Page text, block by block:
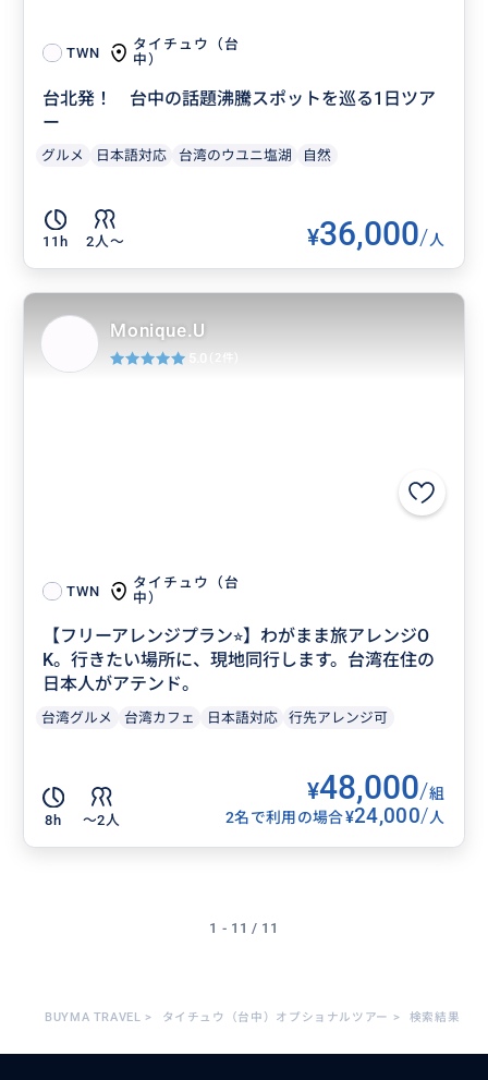
TWN
タイチュウ（台
中）
台北発！ 台中の話題沸騰スポットを巡る1日ツア
ー
グルメ 日本語対応 台湾のウユニ塩湖 自然
11h 2人〜 ¥36,000/人
TWN
タイチュウ（台
中）
【フリーアレンジプラン⭐︎】わがまま旅アレンジO
K。行きたい場所に、現地同行します。台湾在住の
日本人がアテンド。
台湾グルメ 台湾カフェ 日本語対応 行先アレンジ可
8h 〜2人
¥48,000/組
2名で利用の場合¥24,000/人
Monique.U
5.0 (2件)
1 - 11 / 11
BUYMA TRAVEL > タイチュウ（台中）オプショナルツアー > 検索結果